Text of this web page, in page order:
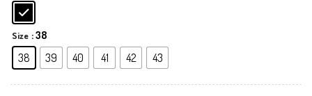
Size : 38
38 39 40 41 42 43